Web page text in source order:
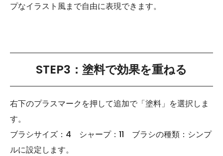
プなイラスト風まで自由に表現できます。
STEP3：塗料で効果を重ねる
右下のプラスマークを押して追加で「塗料」を選択しま
す。
ブラシサイズ：4 シャープ：11 ブラシの種類：シンプ
ルに設定します。